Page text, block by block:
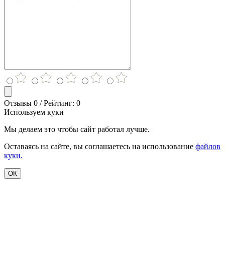
Отзывы 0 / Рейтинг: 0
Используем куки
Мы делаем это чтобы сайт работал лучше.
Оставаясь на сайте, вы соглашаетесь на использование файлов
куки.
ОК